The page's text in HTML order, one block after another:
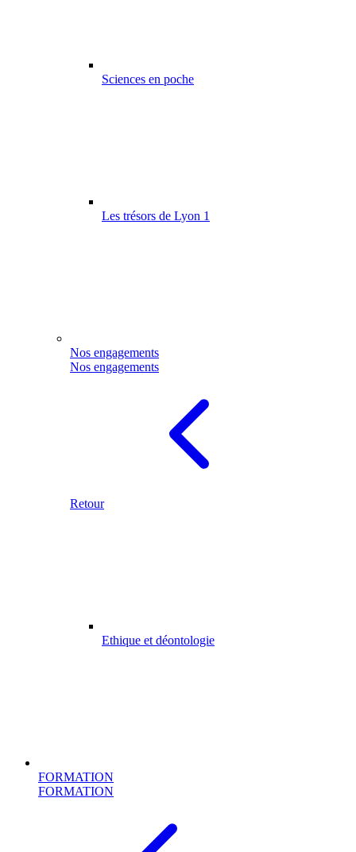
Sciences en poche
Les trésors de Lyon 1
Nos engagements
Nos engagements
Retour
Ethique et déontologie
FORMATION
FORMATION